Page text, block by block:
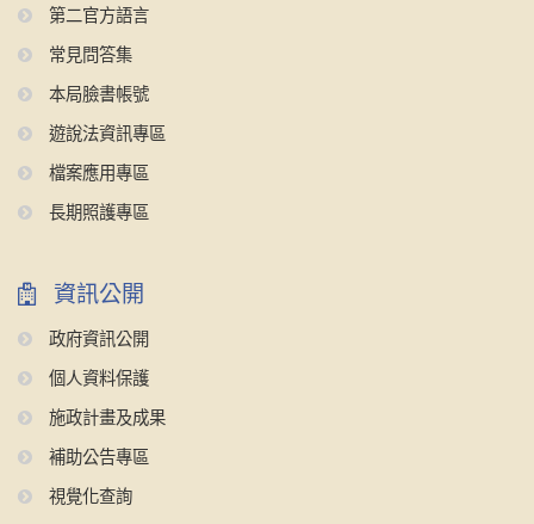
第二官方語言
常見問答集
本局臉書帳號
遊說法資訊專區
檔案應用專區
長期照護專區
資訊公開
政府資訊公開
個人資料保護
施政計畫及成果
補助公告專區
視覺化查詢